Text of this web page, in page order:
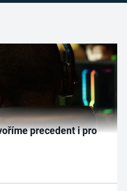
precedent i pro